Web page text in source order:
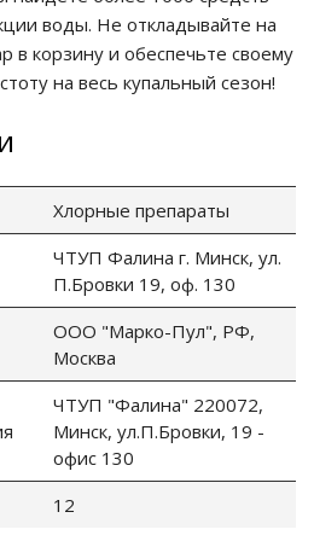
воды. Не откладывайте на
в корзину и обеспечьте своему
на весь купальный сезон!
Хлорные препараты
ЧТУП Фалина г. Минск, ул.
П.Бровки 19, оф. 130
ООО "Марко-Пул", РФ,
Москва
ЧТУП "Фалина" 220072,
Минск, ул.П.Бровки, 19 -
офис 130
12